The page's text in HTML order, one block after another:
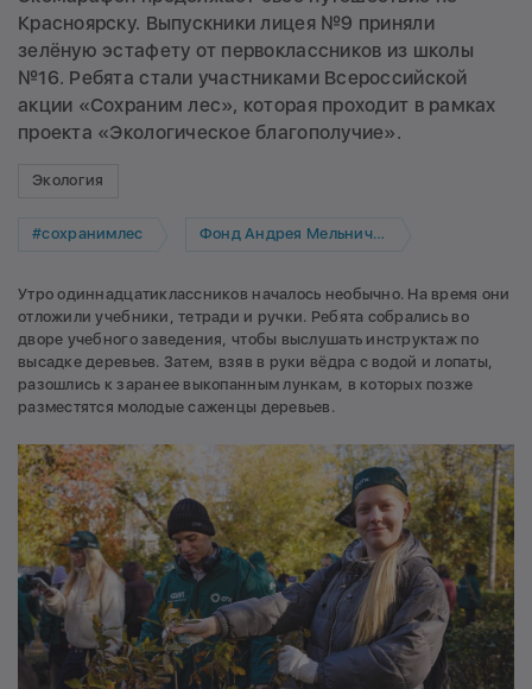
Красноярску. Выпускники лицея №9 приняли
зелёную эстафету от первоклассников из школы
№16. Ребята стали участниками Всероссийской
акции «Сохраним лес», которая проходит в рамках
проекта «Экологическое благополучие».
Экология
#сохранимлес Фонд Андрея Мельниченко
Утро одиннадцатиклассников началось необычно. На время они
отложили учебники, тетради и ручки. Ребята собрались во
дворе учебного заведения, чтобы выслушать инструктаж по
высадке деревьев. Затем, взяв в руки вёдра с водой и лопаты,
разошлись к заранее выкопанным лункам, в которых позже
разместятся молодые саженцы деревьев.